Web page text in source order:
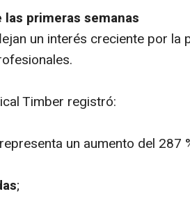
primeras semanas
un interés creciente por la
Timber registró:
un aumento del 287
;